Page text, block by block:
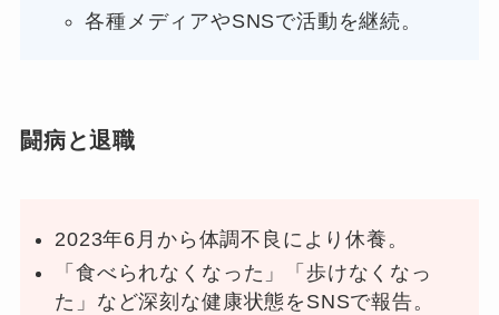
各種メディアやSNSで活動を継続。
闘病と退職
2023年6月から体調不良により休養。
「食べられなくなった」「歩けなくなっ
た」など深刻な健康状態をSNSで報告。